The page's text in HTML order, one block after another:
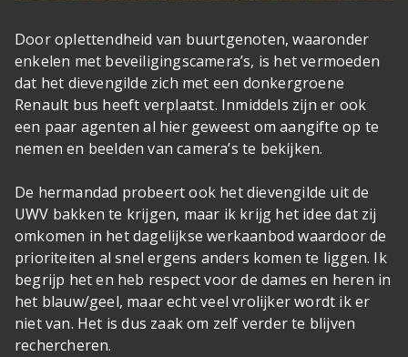
Door oplettendheid van buurtgenoten, waaronder
enkelen met beveiligingscamera’s, is het vermoeden
dat het dievengilde zich met een donkergroene
Renault bus heeft verplaatst. Inmiddels zijn er ook
een paar agenten al hier geweest om aangifte op te
nemen en beelden van camera’s te bekijken.
De hermandad probeert ook het dievengilde uit de
UWV bakken te krijgen, maar ik krijg het idee dat zij
omkomen in het dagelijkse werkaanbod waardoor de
prioriteiten al snel ergens anders komen te liggen. Ik
begrijp het en heb respect voor de dames en heren in
het blauw/geel, maar echt veel vrolijker wordt ik er
niet van. Het is dus zaak om zelf verder te blijven
rechercheren.